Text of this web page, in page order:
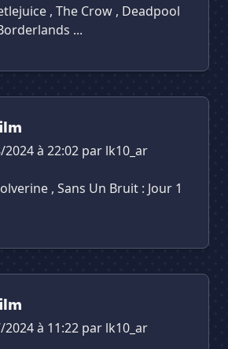
, The Crow , Deadpool
...
à 22:02 par lk10_ar
, Sans Un Bruit : Jour 1
à 11:22 par lk10_ar